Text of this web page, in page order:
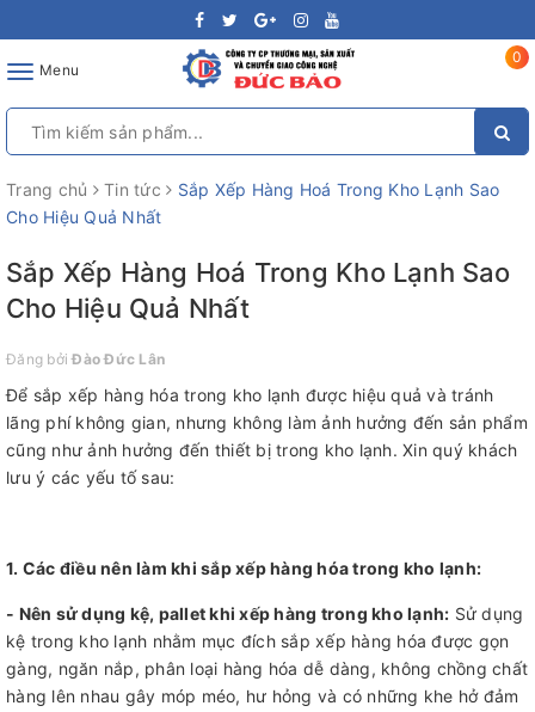
ToggleMenu
0
Trang chủ Tin tức
Sắp Xếp Hàng Hoá Trong Kho Lạnh Sao
Cho Hiệu Quả Nhất
Sắp Xếp Hàng Hoá Trong Kho Lạnh Sao
Cho Hiệu Quả Nhất
Đăng bởiĐào Đức Lân
Để sắp xếp hàng hóa trong kho lạnh được hiệu quả và tránh
lãng phí không gian, nhưng không làm ảnh hưởng đến sản phẩm
cũng như ảnh hưởng đến thiết bị trong kho lạnh. Xin quý khách
lưu ý các yếu tố sau:
1. Các điều nên làm khi sắp xếp hàng hóa trong kho lạnh:
- Nên sử dụng kệ, pallet khi xếp hàng trong kho lạnh: Sử dụng
kệ trong kho lạnh nhằm mục đích sắp xếp hàng hóa được gọn
gàng, ngăn nắp, phân loại hàng hóa dễ dàng, không chồng chất
hàng lên nhau gây móp méo, hư hỏng và có những khe hở đảm